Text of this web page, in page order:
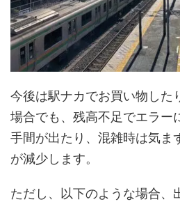
今後は駅ナカでお買い物した
場合でも、残高不足でエラー
手間が出たり、混雑時は気ま
が減少します。
ただし、以下のような場合、